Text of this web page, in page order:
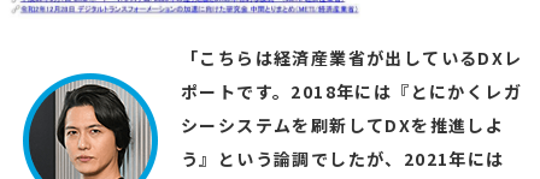
「こちらは経済産業省が出しているDXレ
ポートです。2018年には『とにかくレガ
シーシステムを刷新してDXを推進しよ
う』という論調でしたが、2021年には